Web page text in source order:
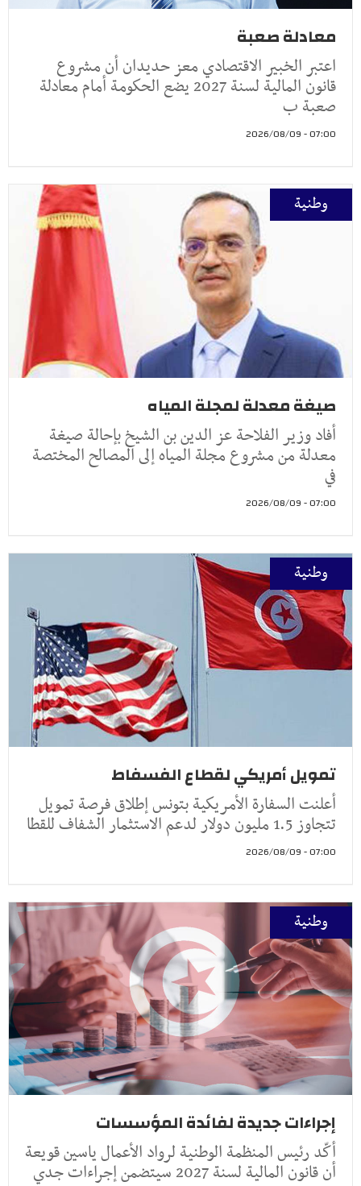
معادلة صعبة
اعتبر الخبير الاقتصادي معز حديدان أن مشروع
قانون المالية لسنة 2027 يضع الحكومة أمام معادلة
صعبة ب
07:00 - 2026/08/09
وطنية
صيغة معدلة لمجلة المياه
أفاد وزير الفلاحة عز الدين بن الشيخ بإحالة صيغة
معدلة من مشروع مجلة المياه إلى المصالح المختصة
في
07:00 - 2026/08/09
وطنية
تمويل أمريكي لقطاع الفسفاط
أعلنت السفارة الأمريكية بتونس إطلاق فرصة تمويل
تتجاوز 1.5 مليون دولار لدعم الاستثمار الشفاف للقطا
07:00 - 2026/08/09
وطنية
إجراءات جديدة لفائدة المؤسسات
أكّد رئيس المنظمة الوطنية لرواد الأعمال ياسين قويعة
أن قانون المالية لسنة 2027 سيتضمن إجراءات جدي